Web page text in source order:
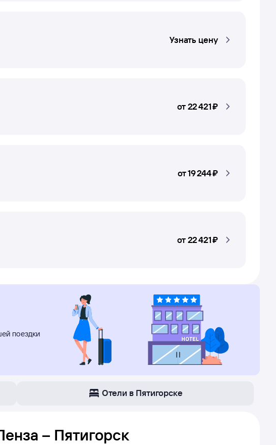
Узнать цену
от22 ⁠421 ⁠₽
от19 ⁠244 ⁠₽
от22 ⁠421 ⁠₽
поездки
Отели в Пятигорске
– Пятигорск